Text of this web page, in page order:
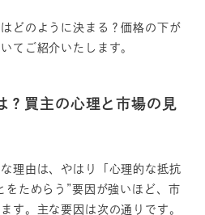
どのように決まる？価格の下が
てご紹介いたします。
？買主の心理と市場の見
理由は、やはり「心理的な抵抗
をためらう”要因が強いほど、市
す。主な要因は次の通りです。